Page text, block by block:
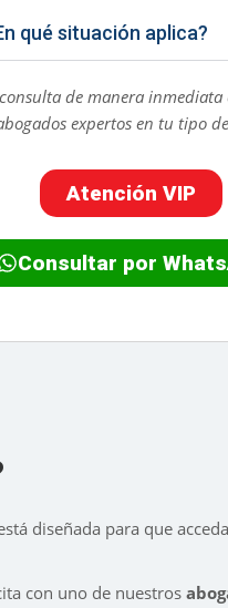
qué situación aplica?
de manera
expertos en tu tipo
Atención VIP
Consultar por
diseñada para que
con uno de nuestros